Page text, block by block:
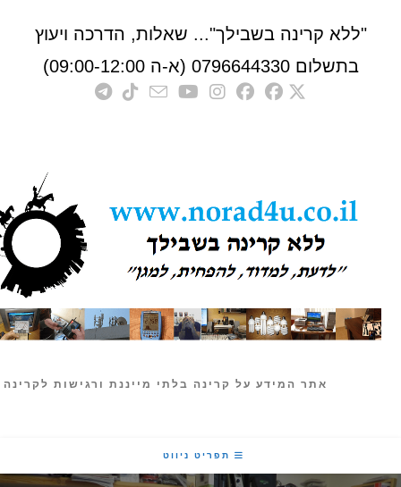
קרינה בשבילך"... שאלות, הדרכה ויעוץ
0796644330 (א-ה 09:00-12:00)
אתר המידע על קרינה בלתי מייננת ורגישות לקרינה
תפריט ניווט